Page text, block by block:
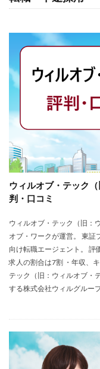
ウィルオブ・テック
判・口コミ
ウィルオブ・テック（旧：
オブ・ワークが運営。 東証
向け転職エージェント。 評
求人の割合は7割 ・年収、
テック（旧：ウィルオブ・
する株式会社ウィルグルー